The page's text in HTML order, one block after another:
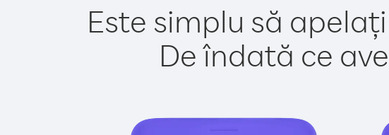
Este simplu să
De îndată ce